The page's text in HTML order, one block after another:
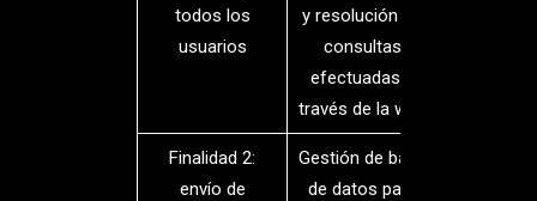
todos los
usuarios
y resolución de
consultas
efectuadas a
través de la web
Finalidad 2:
envío de
Gestión de base
de datos para